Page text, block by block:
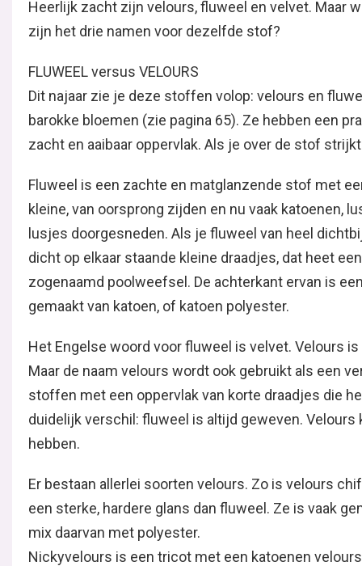
Heerlijk zacht zijn velours, fluweel en velvet. Maar
zijn het drie namen voor dezelfde stof?
FLUWEEL versus VELOURS
Dit najaar zie je deze stoffen volop: velours en
barokke bloemen (zie pagina 65). Ze hebben een
zacht en aaibaar oppervlak. Als je over de stof
Fluweel is een zachte en matglanzende stof met
kleine, van oorsprong zijden en nu vaak katoenen,
lusjes doorgesneden. Als je fluweel van heel
dicht op elkaar staande kleine draadjes, dat heet een
zogenaamd poolweefsel. De achterkant ervan is
gemaakt van katoen, of katoen polyester.
Het Engelse woord voor fluweel is velvet. Velours
Maar de naam velours wordt ook gebruikt als een
stoffen met een oppervlak van korte draadjes die
duidelijk verschil: fluweel is altijd geweven.
hebben.
Er bestaan allerlei soorten velours. Zo is velours
een sterke, hardere glans dan fluweel. Ze is vaak
mix daarvan met polyester.
Nickyvelours is een tricot met een katoenen